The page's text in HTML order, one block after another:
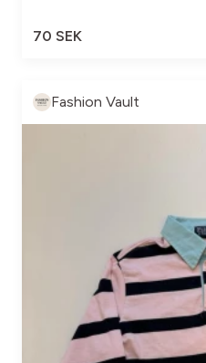
70 SEK
Fashion Vault